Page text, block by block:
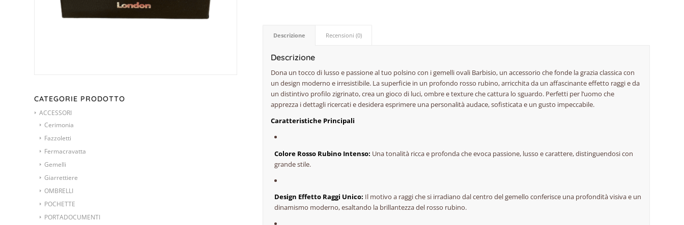
CATEGORIE PRODOTTO
ACCESSORI
Cerimonia
Fazzoletti
Fermacravatta
Gemelli
Giarrettiere
OMBRELLI
POCHETTE
PORTADOCUMENTI
Descrizione Recensioni (0)
Descrizione
Dona un tocco di lusso e passione al tuo polsino con i gemelli ovali Barbisio, un accessorio che fonde la grazia classica con
un design moderno e irresistibile. La superficie in un profondo rosso rubino, arricchita da un affascinante effetto raggi e da
un distintivo profilo zigrinato, crea un gioco di luci, ombre e texture che cattura lo sguardo. Perfetti per l’uomo che
apprezza i dettagli ricercati e desidera esprimere una personalità audace, sofisticata e un gusto impeccabile.
Caratteristiche Principali
Colore Rosso Rubino Intenso: Una tonalità ricca e profonda che evoca passione, lusso e carattere, distinguendosi con
grande stile.
Design Effetto Raggi Unico: Il motivo a raggi che si irradiano dal centro del gemello conferisce una profondità visiva e un
dinamismo moderno, esaltando la brillantezza del rosso rubino.